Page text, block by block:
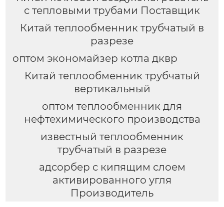
с тепловыми трубами Поставщик
Китай теплообменник трубчатый в
разрезе
оптом экономайзер котла дквр
Китай теплообменник трубчатый
вертикальный
оптом теплообменник для
нефтехимического производства
известный теплообменник
трубчатый в разрезе
адсорбер с кипящим слоем
активированного угля
Производитель